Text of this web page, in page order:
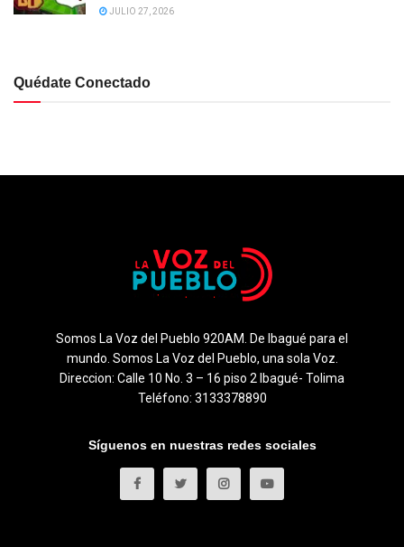
JULIO 27, 2026
Quédate Conectado
Somos La Voz del Pueblo 920AM. De Ibagué para el
mundo. Somos La Voz del Pueblo, una sola Voz.
Direccion: Calle 10 No. 3 – 16 piso 2 Ibagué- Tolima
Teléfono: 3133378890
Síguenos en nuestras redes sociales